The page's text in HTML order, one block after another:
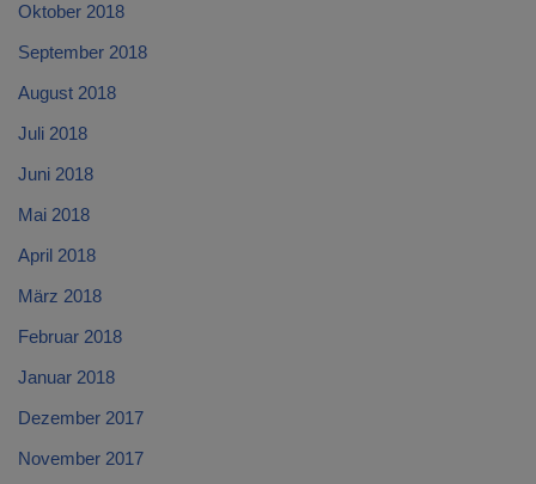
Oktober 2018
September 2018
August 2018
Juli 2018
Juni 2018
Mai 2018
April 2018
März 2018
Februar 2018
Januar 2018
Dezember 2017
November 2017